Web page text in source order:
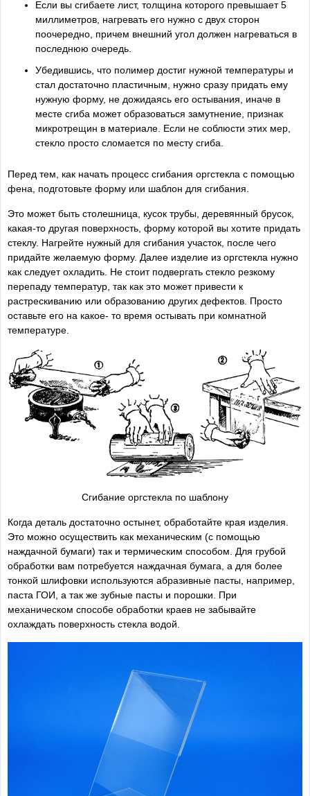
Если вы сгибаете лист, толщина которого превышает 5
миллиметров, нагревать его нужно с двух сторон
поочередно, причем внешний угол должен нагреваться в
последнюю очередь.
Убедившись, что полимер достиг нужной температуры и
стал достаточно пластичным, нужно сразу придать ему
нужную форму, не дожидаясь его остывания, иначе в
месте сгиба может образоваться замутнение, признак
микротрещин в материале. Если не соблюсти этих мер,
стекло просто сломается по месту сгиба.
Перед тем, как начать процесс сгибания оргстекла с помощью
фена, подготовьте форму или шаблон для сгибания.
Это может быть столешница, кусок трубы, деревянный брусок,
какая-то другая поверхность, форму которой вы хотите придать
стеклу. Нагрейте нужный для сгибания участок, после чего
придайте желаемую форму. Далее изделие из оргстекла нужно
как следует охладить. Не стоит подвергать стекло резкому
перепаду температур, так как это может привести к
растрескиванию или образованию других дефектов. Просто
оставьте его на какое- то время остывать при комнатной
температуре.
Сгибание оргстекла по шаблону
Когда деталь достаточно остынет, обработайте края изделия.
Это можно осуществить как механическим (с помощью
наждачной бумаги) так и термическим способом. Для грубой
обработки вам потребуется наждачная бумага, а для более
тонкой шлифовки используются абразивные пасты, например,
паста ГОИ, а так же зубные пасты и порошки. При
механическом способе обработки краев не забывайте
охлаждать поверхность стекла водой.